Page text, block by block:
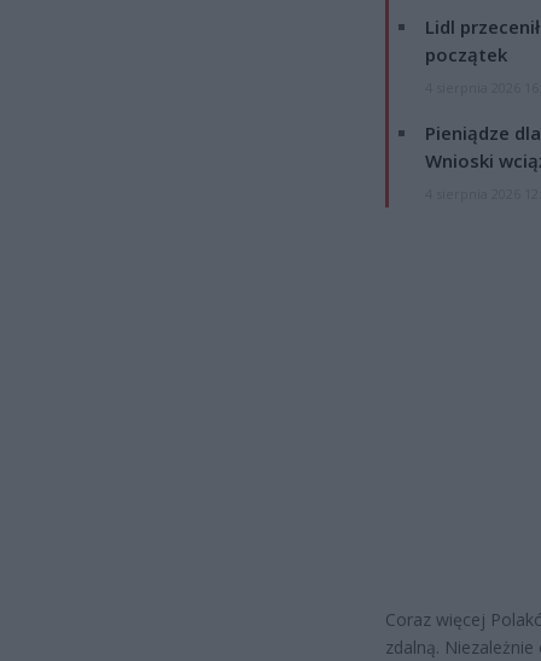
Lidl
początek
Pieniądze
Wnioski
Coraz więcej
zdalną.